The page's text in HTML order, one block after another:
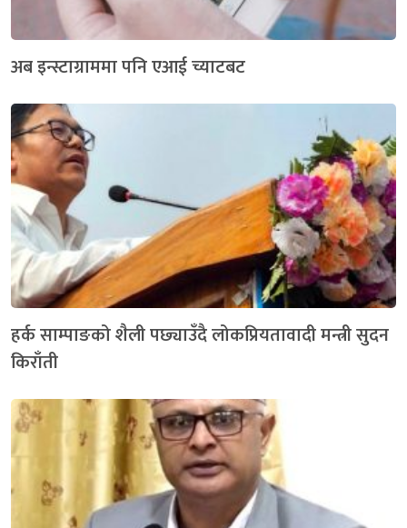
अब इन्स्टाग्राममा पनि एआई च्याटबट
हर्क साम्पाङको शैली पछ्याउँदै लोकप्रियतावादी मन्त्री सुदन
किराँती